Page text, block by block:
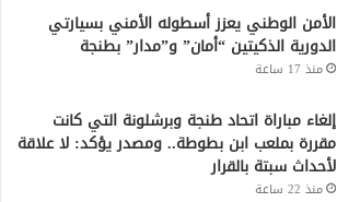
الأمن الوطني يعزز أسطوله الأمني بسيارتي
الدورية الذكيتين “أمان” و”مدار” بطنجة
منذ 17 ساعة
إلغاء مباراة اتحاد طنجة وبرشلونة التي كانت
مقررة بملعب ابن بطوطة.. ومصدر يؤكد: لا علاقة
لأحداث سبتة بالقرار
منذ 22 ساعة